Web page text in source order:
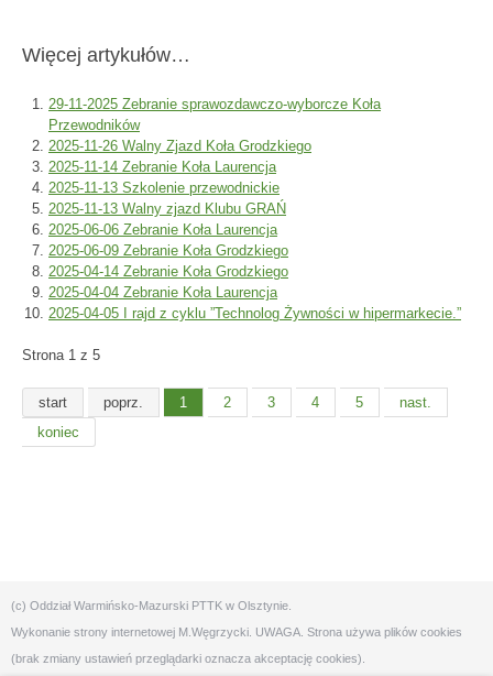
Więcej artykułów…
29-11-2025 Zebranie sprawozdawczo-wyborcze Koła
Przewodników
2025-11-26 Walny Zjazd Koła Grodzkiego
2025-11-14 Zebranie Koła Laurencja
2025-11-13 Szkolenie przewodnickie
2025-11-13 Walny zjazd Klubu GRAŃ
2025-06-06 Zebranie Koła Laurencja
2025-06-09 Zebranie Koła Grodzkiego
2025-04-14 Zebranie Koła Grodzkiego
2025-04-04 Zebranie Koła Laurencja
2025-04-05 I rajd z cyklu ”Technolog Żywności w hipermarkecie.”
Strona 1 z 5
start poprz. 1 2 3 4 5
nast.
koniec
(c) Oddział Warmińsko-Mazurski PTTK w Olsztynie.
Wykonanie strony internetowej M.Węgrzycki . UWAGA. Strona używa plików cookies
(brak zmiany ustawień przeglądarki oznacza akceptację cookies).